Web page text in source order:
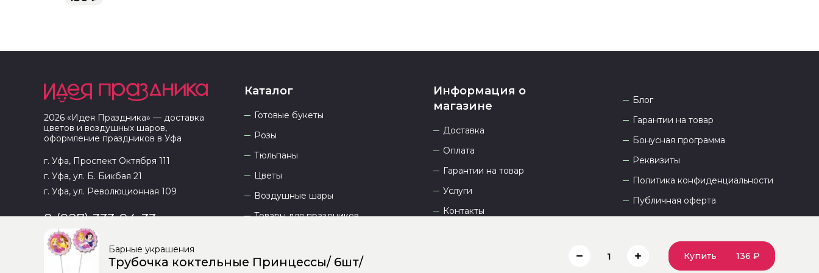
Барные украшения
Трубочка коктельные Принцессы/ 6шт/ 1 Купить 136 ₽
2026 «Идея Праздника» — доставка
цветов и воздушных шаров,
оформление праздников в Уфа
г. Уфа, Проспект Октября 111
г. Уфа, ул. Б. Бикбая 21
г. Уфа, ул. Революционная 109
8 (927) 333-94-33
Каталог
Готовые букеты
Розы
Тюльпаны
Цветы
Воздушные шары
Товары для праздников
Информация о
магазине
Доставка
Оплата
Гарантии на товар
Услуги
Контакты
Блог
Гарантии на товар
Бонусная программа
Реквизиты
Политика конфиденциальности
Публичная оферта